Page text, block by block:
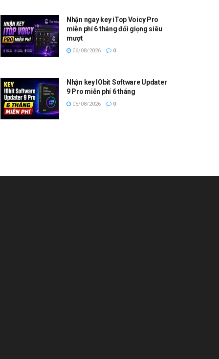
Nhận ngay key iTop Voicy Pro
miễn phí 6 tháng đổi giọng siêu
mượt
06/08/2026 0
Nhận key IObit Software Updater
9 Pro miễn phí 6 tháng
05/08/2026 0